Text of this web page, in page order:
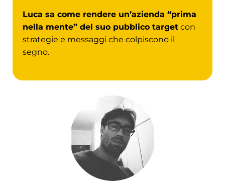
Luca sa come rendere un’azienda “prima
nella mente” del suo pubblico target con
strategie e messaggi che colpiscono il
segno.